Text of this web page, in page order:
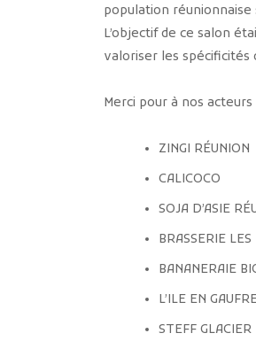
population
L’objectif de ce salon
valoriser les spécificités
Merci pour à nos
ZINGI RÉUNION
CALICOCO
SOJA D’ASIE
BRASSERIE
BANANERAIE
L’ILE EN
STEFF GLACIER